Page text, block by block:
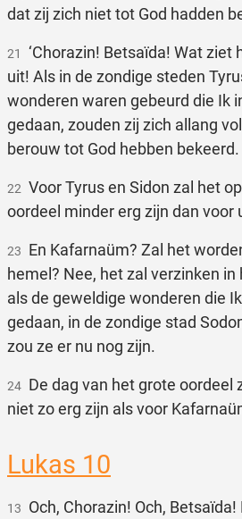
dat zij zich niet tot God hadden
21
‘Chorazin! Betsaïda! Wat ziet
uit! Als in de zondige steden
wonderen waren gebeurd die Ik
gedaan, zouden zij zich allang
berouw tot God hebben bekeerd.
22 Voor Tyrus en Sidon zal het
oordeel minder erg zijn dan voor
23 En Kafarnaüm? Zal het
hemel? Nee, het zal verzinken
als de geweldige wonderen die
gedaan, in de zondige stad
zou ze er nu nog zijn.
24 De dag van het grote oordeel
niet zo erg zijn als voor
Lukas 10
13 Och, Chorazin! Och,